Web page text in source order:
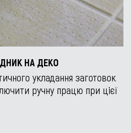
НА ДЕКО
укладання заготовок
ручну працю при цієї